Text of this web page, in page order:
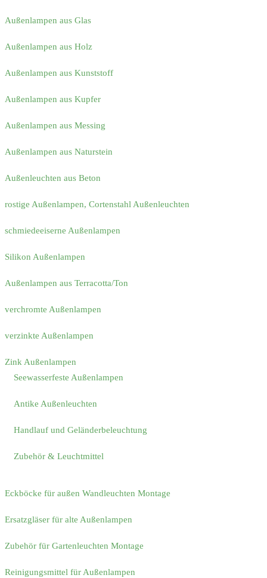
Außenlampen aus Glas
Außenlampen aus Holz
Außenlampen aus Kunststoff
Außenlampen aus Kupfer
Außenlampen aus Messing
Außenlampen aus Naturstein
Außenleuchten aus Beton
rostige Außenlampen, Cortenstahl Außenleuchten
schmiedeeiserne Außenlampen
Silikon Außenlampen
Außenlampen aus Terracotta/Ton
verchromte Außenlampen
verzinkte Außenlampen
Zink Außenlampen
Seewasserfeste Außenlampen
Antike Außenleuchten
Handlauf und Geländerbeleuchtung
Zubehör & Leuchtmittel
Eckböcke für außen Wandleuchten Montage
Ersatzgläser für alte Außenlampen
Zubehör für Gartenleuchten Montage
Reinigungsmittel für Außenlampen